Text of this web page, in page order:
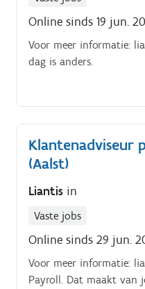
Online sinds 19 jun.
Voor meer informatie:
dag is anders.
Klantenadviseur
(Aalst)
Liantis in
Vaste jobs
Online sinds 29 jun.
Voor meer informatie:
Payroll. Dat maakt van